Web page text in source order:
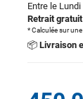
Entre le
Retrait
* Calculée sur
📦 Livraison